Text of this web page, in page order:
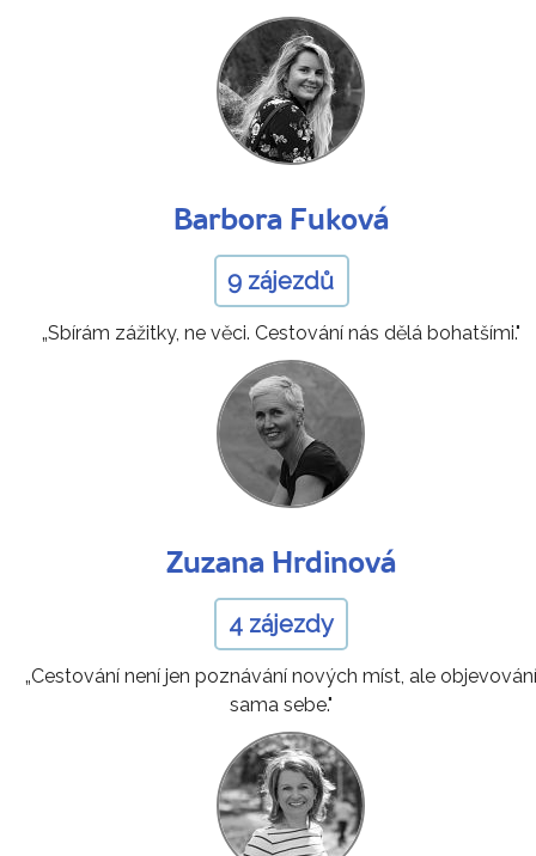
Barbora Fuková
9 zájezdů
„Sbírám zážitky, ne věci. Cestování nás dělá bohatšími."
Zuzana Hrdinová
4 zájezdy
„Cestování není jen poznávání nových míst, ale objevování
sama sebe."